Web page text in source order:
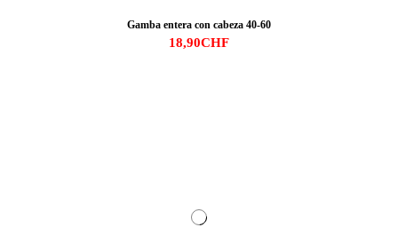
Gamba entera con cabeza 40-60
18,90CHF